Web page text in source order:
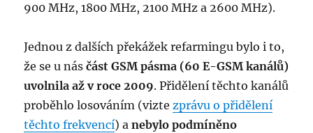
900 MHz, 1800 MHz, 2100 MHz a 2600 MHz).
Jednou z dalších překážek refarmingu bylo i to,
že se u násčást GSM pásma (60 E-GSM kanálů)
uvolnila až v roce 2009. Přidělení těchto kanálů
proběhlo losováním (viztezprávu o přidělení
těchto frekvencí) anebylo podmíněno